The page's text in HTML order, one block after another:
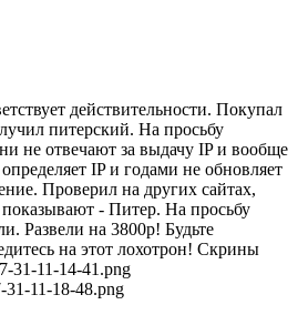
действительности. Покупал
питерский. На просьбу
не отвечают за выдачу IP и вообще
IP и годами не обновляет
Проверил на других сайтах,
показывают - Питер. На просьбу
Развели на 3800р! Будьте
на этот лохотрон! Скрины
31-11-14-41.png
11-18-48.png